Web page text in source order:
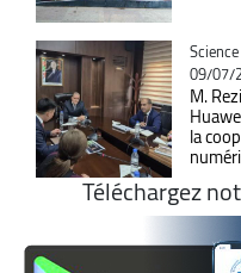
09/07/
M.
la
Téléchargez